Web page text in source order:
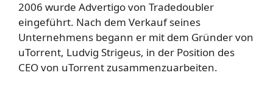
2006 wurde Advertigo von Tradedoubler
eingeführt. Nach dem Verkauf seines
Unternehmens begann er mit dem Gründer von
uTorrent, Ludvig Strigeus, in der Position des
CEO von uTorrent zusammenzuarbeiten.